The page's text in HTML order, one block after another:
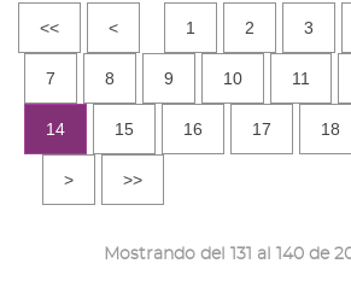
<< < 1 2 3
7 8 9 10 11
14 15 16 17 18
> >>
Mostrando del 131 al 140 de